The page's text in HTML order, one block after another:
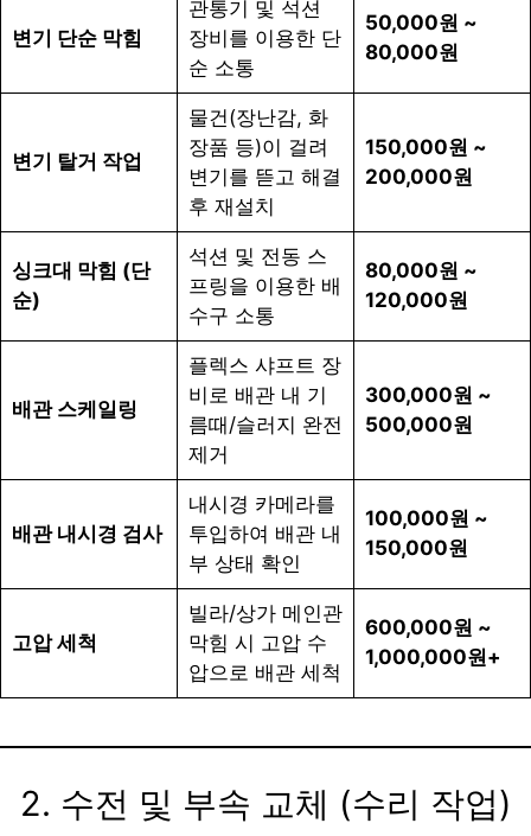
변기 단순 막힘
관통기 및 석션
장비를 이용한 단
순 소통
50,000원 ~
80,000원
변기 탈거 작업
물건(장난감, 화
장품 등)이 걸려
변기를 뜯고 해결
후 재설치
150,000원 ~
200,000원
싱크대 막힘 (단
순)
석션 및 전동 스
프링을 이용한 배
수구 소통
80,000원 ~
120,000원
배관 스케일링
플렉스 샤프트 장
비로 배관 내 기
름때/슬러지 완전
제거
300,000원 ~
500,000원
배관 내시경 검사
내시경 카메라를
투입하여 배관 내
부 상태 확인
100,000원 ~
150,000원
고압 세척
빌라/상가 메인관
막힘 시 고압 수
압으로 배관 세척
600,000원 ~
1,000,000원+
2. 수전 및 부속 교체 (수리 작업)